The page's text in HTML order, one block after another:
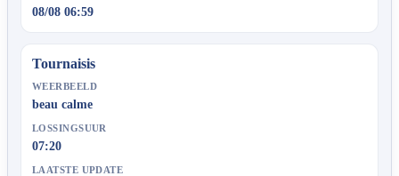
08/08 06:59
Tournaisis
WEERBEELD
beau calme
LOSSINGSUUR
07:20
LAATSTE UPDATE